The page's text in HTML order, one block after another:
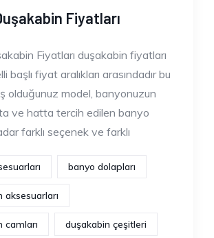
Fiyatları
Fiyatları duşakabin fiyatları
başlı fiyat aralıkları arasındadır bu
olduğunuz model, banyonuzun
ve hatta tercih edilen banyo
farklı seçenek ve farklı
banyo dolapları
aksesuarları
camları duşakabin çeşitleri